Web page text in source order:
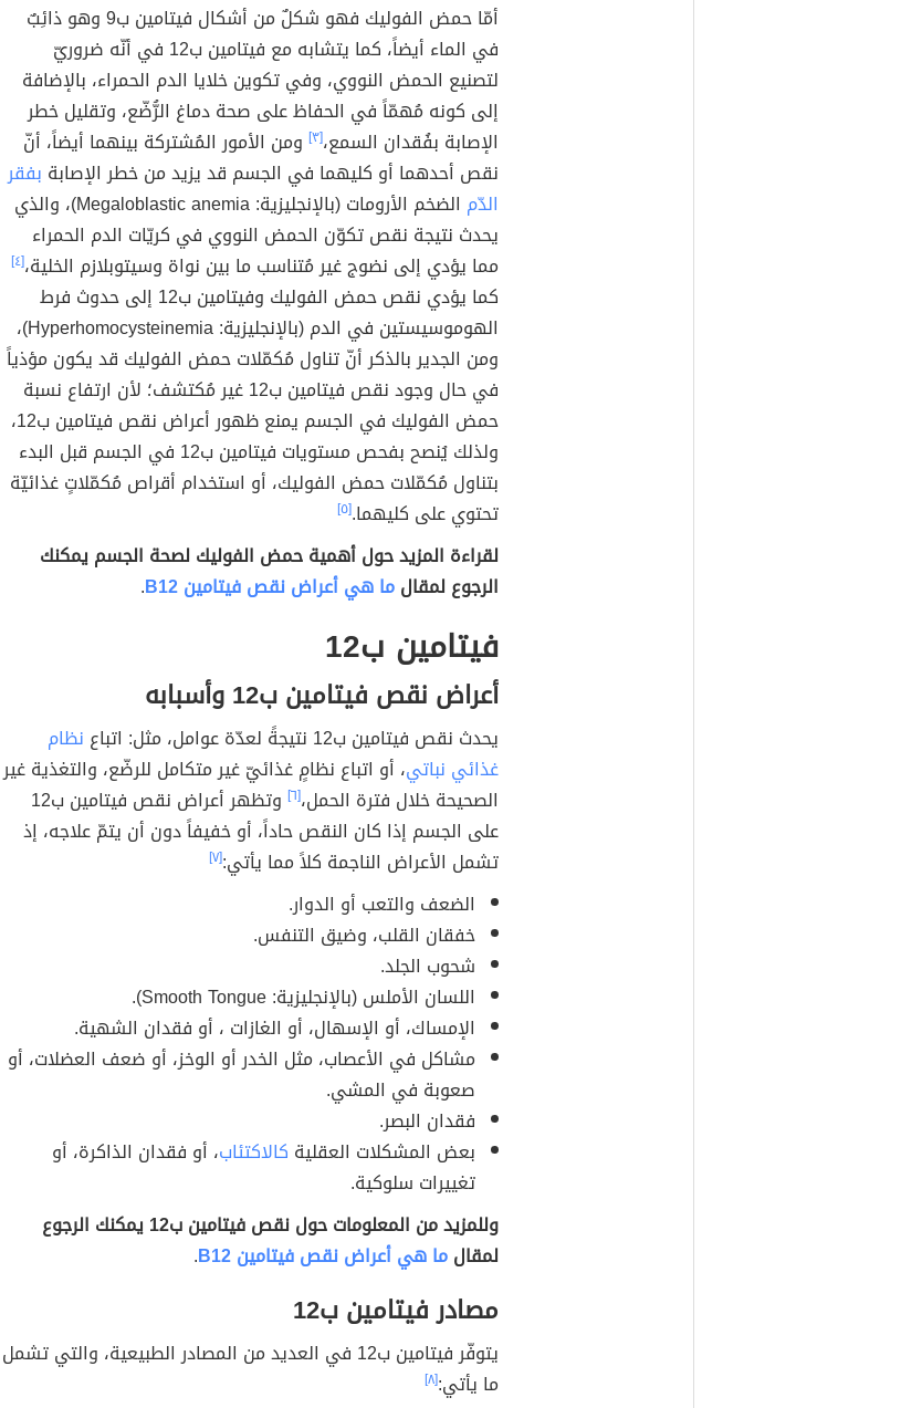
أمّا حمض الفوليك فهو شكلٌ من أشكال فيتامين ب9 وهو ذائِبٌ
في الماء أيضاً، كما يتشابه مع فيتامين ب12 في أنّه ضروريّ
لتصنيع الحمض النووي، وفي تكوين خلايا الدم الحمراء، بالإضافة
إلى كونه مُهمّاً في الحفاظ على صحة دماغ الرُّضّع، وتقليل خطر
الإصابة بفُقدان السمع،[٣]
ومن الأمور المُشتركة بينهما أيضاً، أنّ
نقص أحدهما أو كليهما في الجسم قد يزيد من خطر الإصابة بفقر
الدّم
الضخم الأرومات (بالإنجليزية: Megaloblastic anemia)، والذي
يحدث نتيجة نقص تكوّن الحمض النووي في كريّات الدم الحمراء
مما يؤدي إلى نضوج غير مُتناسب ما بين نواة وسيتوبلازم الخلية،[٤]
كما يؤدي نقص حمض الفوليك وفيتامين ب12 إلى حدوث فرط
الهوموسيستين في الدم (بالإنجليزية: Hyperhomocysteinemia)،
ومن الجدير بالذكر أنّ تناول مُكمّلات حمض الفوليك قد يكون مؤذياً
في حال وجود نقص فيتامين ب12 غير مُكتشف؛ لأن ارتفاع نسبة
حمض الفوليك في الجسم يمنع ظهور أعراض نقص فيتامين ب12،
ولذلك يُنصح بفحص مستويات فيتامين ب12 في الجسم قبل البدء
بتناول مُكمّلات حمض الفوليك، أو استخدام أقراص مُكمّلاتٍ غذائيّة
تحتوي على كليهما.[٥]
لقراءة المزيد حول أهمية حمض الفوليك لصحة الجسم يمكنك
الرجوع لمقالما هي أعراض نقص فيتامين B12 .
فيتامين ب12
أعراض نقص فيتامين ب12 وأسبابه
يحدث نقص فيتامين ب12 نتيجةً لعدّة عوامل، مثل: اتباع
نظام
غذائي نباتي، أو اتباع نظامٍ غذائيّ غير متكامل للرضّع، والتغذية غير
الصحيحة خلال فترة الحمل،[٦]
وتظهر أعراض نقص فيتامين ب12
على الجسم إذا كان النقص حاداً، أو خفيفاً دون أن يتمّ علاجه، إذ
تشمل الأعراض الناجمة كلاً مما يأتي:[٧]
الضعف والتعب أو الدوار.
خفقان القلب، وضيق التنفس.
شحوب الجلد.
اللسان الأملس (بالإنجليزية: Smooth Tongue).
الإمساك، أو الإسهال، أو الغازات ، أو فقدان الشهية.
مشاكل في الأعصاب، مثل الخدر أو الوخز، أو ضعف العضلات، أو
صعوبة في المشي.
فقدان البصر.
بعض المشكلات العقلية كالاكتئاب، أو فقدان الذاكرة، أو
تغييرات سلوكية.
وللمزيد من المعلومات حول نقص فيتامين ب12 يمكنك الرجوع
لمقالما هي أعراض نقص فيتامين B12 .
مصادر فيتامين ب12
يتوفّر فيتامين ب12 في العديد من المصادر الطبيعية، والتي تشمل
ما يأتي:[٨]